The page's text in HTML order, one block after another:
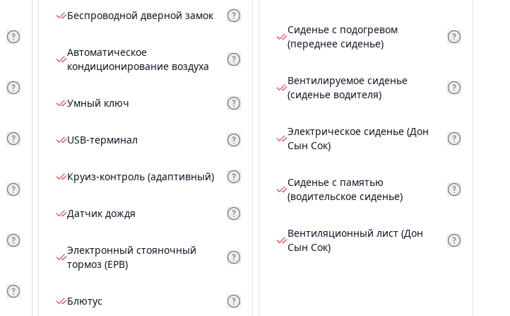
Беспроводной дверной замок
Автоматическое
кондиционирование воздуха
Умный ключ
USB-терминал
Круиз-контроль (адаптивный)
Датчик дождя
Электронный стояночный
тормоз (EPB)
Блютус
Сиденье с подогревом
(переднее сиденье)
Вентилируемое сиденье
(сиденье водителя)
Электрическое сиденье (Дон
Сын Сок)
Сиденье с памятью
(водительское сиденье)
Вентиляционный лист (Дон
Сын Сок)